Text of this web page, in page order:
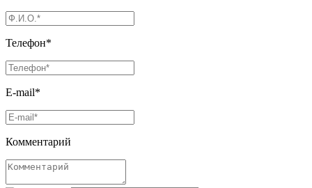
Телефон*
E-mail*
Комментарий